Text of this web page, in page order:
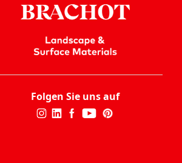
Folgen Sie uns auf